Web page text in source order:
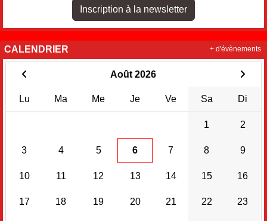
Inscription à la newsletter
CALENDRIER
Août 2026
Lu Ma Me Je Ve Sa Di
1 2
3 4 5 6 7 8 9
10 11 12 13 14 15 16
17 18 19 20 21 22 23
+ d'évènements